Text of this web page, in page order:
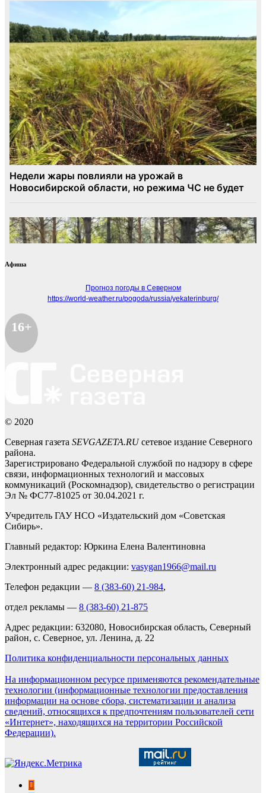
Афиша
Прогноз погоды в Северном
https://world-weather.ru/pogoda/russia/yekaterinburg/
16+
© 2020
Северная газета SEVGAZETA.RUсетевое издание Северного
района.
Зарегистрировано Федеральной службой по надзору в сфере
связи, информационных технологий и массовых
коммуникаций (Роскомнадзор), свидетельство о регистрации
Эл № ФС77-81025 от 30.04.2021 г.
Учредитель ГАУ НСО «Издательский дом «Советская
Сибирь».
Главный редактор: Юркина Елена Валентиновна
Электронный адрес редакции: vasygan1966@mail.ru
Телефон редакции — 8 (383-60) 21-984,
отдел рекламы — 8 (383-60) 21-875
Адрес редакции: 632080, Новосибирская область, Северный
район, с. Северное, ул. Ленина, д. 22
Политика конфиденциальности персональных данных
На информационном ресурсе применяются рекомендательные
технологии (информационные технологии предоставления
информации на основе сбора, систематизации и анализа
сведений, относящихся к предпочтениям пользователей сети
«Интернет», находящихся на территории Российской
Федерации).